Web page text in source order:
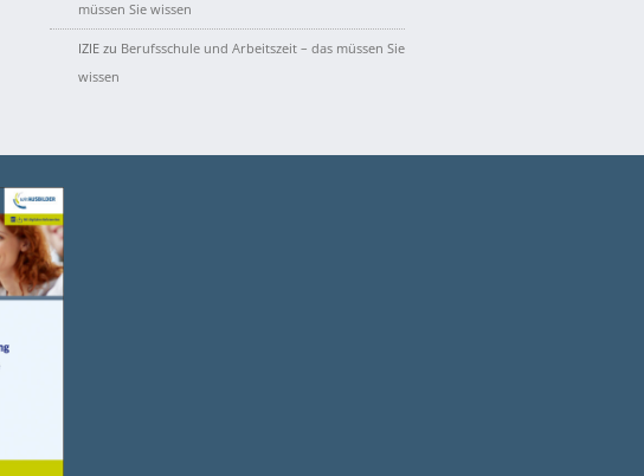
müssen Sie wissen
IZIE zu Berufsschule und Arbeitszeit – das müssen Sie
wissen